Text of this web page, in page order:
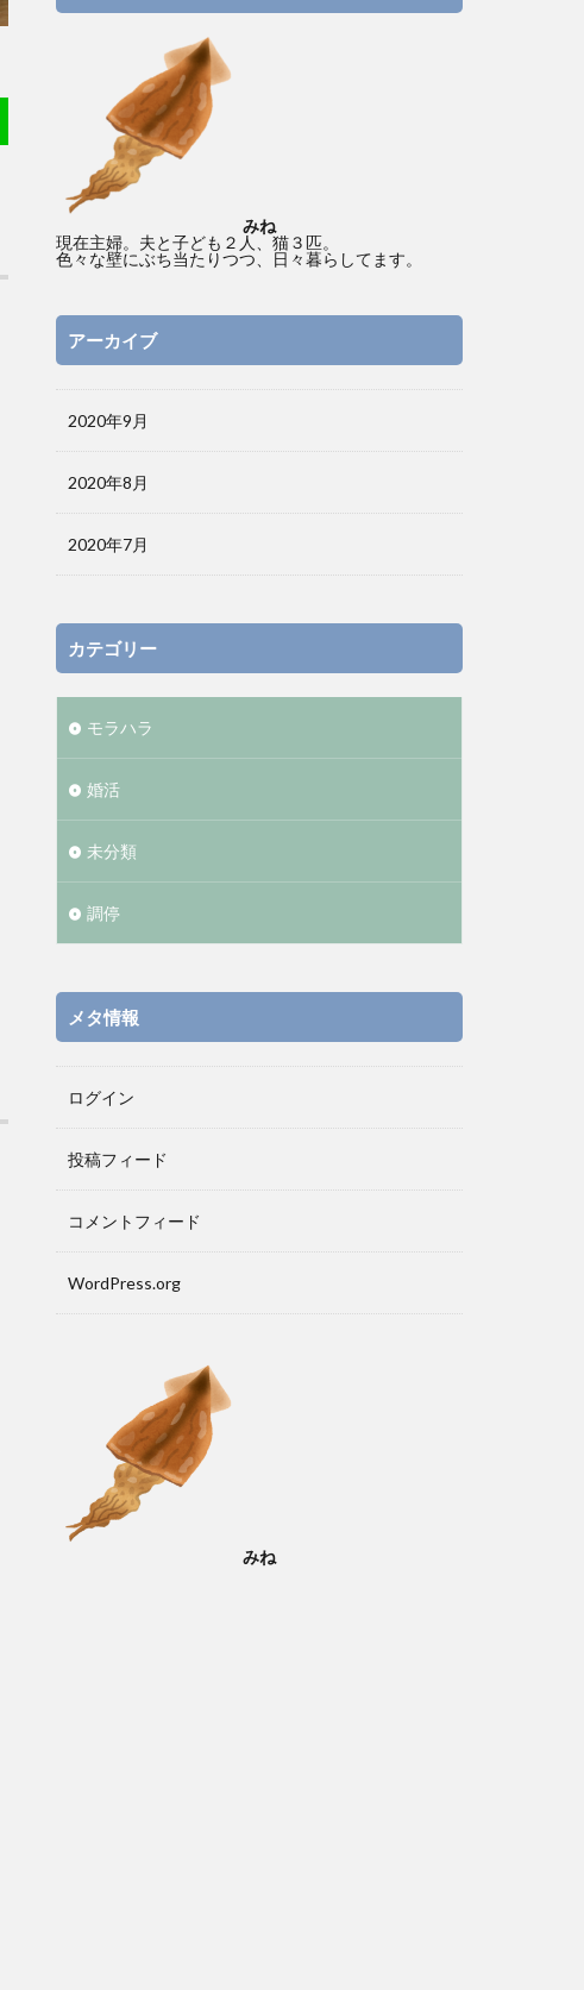
みね
現在主婦。夫と子ども２人、猫３匹。
色々な壁にぶち当たりつつ、日々暮らしてます。
アーカイブ
2020年9月
2020年8月
2020年7月
カテゴリー
モラハラ
婚活
未分類
調停
メタ情報
ログイン
投稿フィード
コメントフィード
WordPress.org
みね